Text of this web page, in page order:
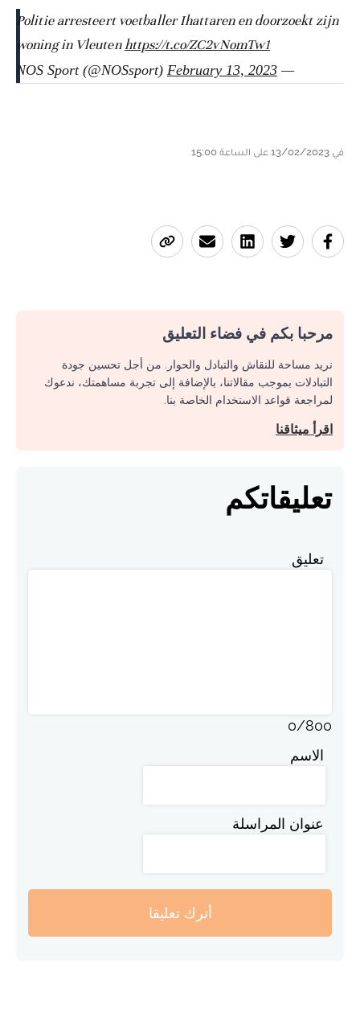
Politie arresteert voetballer Ihattaren en doorzoekt zijn
woning in Vleutenhttps://t.co/ZC2vNomTw1
— NOS Sport (@NOSsport)
February 13, 2023
في 13/02/2023 على الساعة 15:00
مرحبا بكم في فضاء التعليق
نريد مساحة للنقاش والتبادل والحوار. من أجل تحسين جودة
التبادلات بموجب مقالاتنا، بالإضافة إلى تجربة مساهمتك، ندعوك
لمراجعة قواعد الاستخدام الخاصة بنا.
اقرأ ميثاقنا
تعليقاتكم
تعليق
0/800
الاسم
عنوان المراسلة
أترك تعليقا